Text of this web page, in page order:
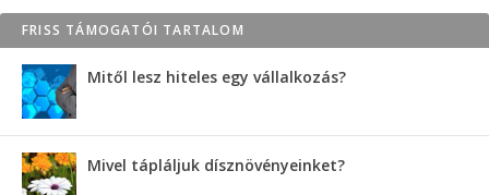
FRISS TÁMOGATÓI TARTALOM
Mitől lesz hiteles egy vállalkozás?
Mivel tápláljuk dísznövényeinket?